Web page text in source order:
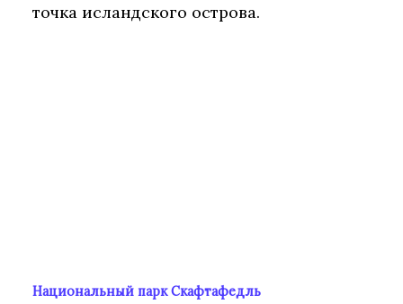
точка исландского острова.
Национальный парк Скафтафедль